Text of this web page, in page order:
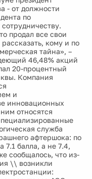
- от должности
по
продал все свои
кому и по
тайна», –
46,48% акций
20-процентный
Компания
и
инновационных
относятся
служба
афтершока: по
7.1 балла, а не 7.4,
сообщалось, что из-
\\ возникли